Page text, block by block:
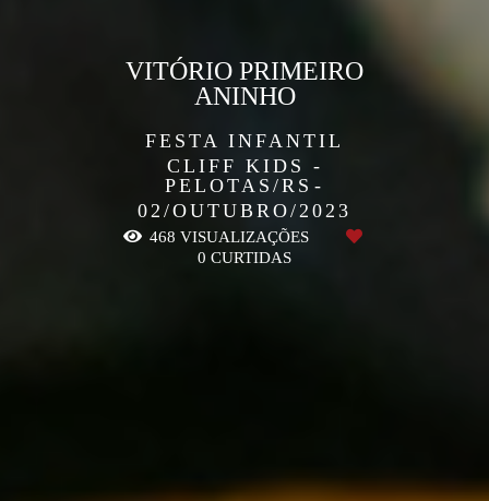
FESTA INFANTIL
CLIFF KIDS -
PELOTAS/RS
02/OUTUBRO/2023
VITÓRIO PRIMEIRO
ANINHO
468 VISUALIZAÇÕES
0 CURTIDAS